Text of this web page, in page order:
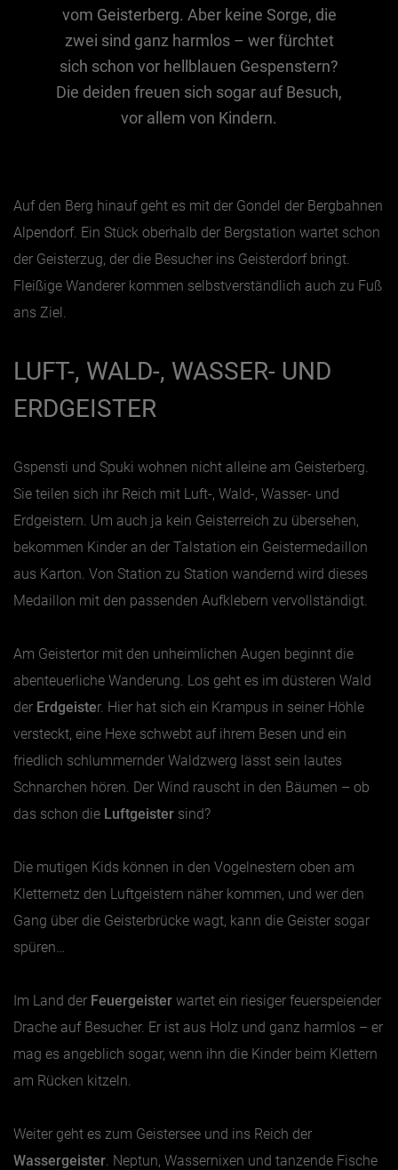
Brauchtum
Hotel & Reise
Februar
März
Juni
August
September
Oktober
November
Dezember
vom Geisterberg. Aber keine Sorge, die
zwei sind ganz harmlos – wer fürchtet
sich schon vor hellblauen Gespenstern?
Die deiden freuen sich sogar auf Besuch,
vor allem von Kindern.
Auf den Berg hinauf geht es mit der Gondel der Bergbahnen
Alpendorf. Ein Stück oberhalb der Bergstation wartet schon
der Geisterzug, der die Besucher ins Geisterdorf bringt.
Fleißige Wanderer kommen selbstverständlich auch zu Fuß
ans Ziel.
LUFT-, WALD-, WASSER- UND
ERDGEISTER
Gspensti und Spuki wohnen nicht alleine am Geisterberg.
Sie teilen sich ihr Reich mit Luft-, Wald-, Wasser- und
Erdgeistern. Um auch ja kein Geisterreich zu übersehen,
bekommen Kinder an der Talstation ein Geistermedaillon
aus Karton. Von Station zu Station wandernd wird dieses
Medaillon mit den passenden Aufklebern vervollständigt.
Am Geistertor mit den unheimlichen Augen beginnt die
abenteuerliche Wanderung. Los geht es im düsteren Wald
der Erdgeister. Hier hat sich ein Krampus in seiner Höhle
versteckt, eine Hexe schwebt auf ihrem Besen und ein
friedlich schlummernder Waldzwerg lässt sein lautes
Schnarchen hören. Der Wind rauscht in den Bäumen – ob
das schon die Luftgeister sind?
Die mutigen Kids können in den Vogelnestern oben am
Kletternetz den Luftgeistern näher kommen, und wer den
Gang über die Geisterbrücke wagt, kann die Geister sogar
spüren…
Im Land der Feuergeister wartet ein riesiger feuerspeiender
Drache auf Besucher. Er ist aus Holz und ganz harmlos – er
mag es angeblich sogar, wenn ihn die Kinder beim Klettern
am Rücken kitzeln.
Weiter geht es zum Geistersee und ins Reich der
Wassergeister . Neptun, Wassernixen und tanzende Fische